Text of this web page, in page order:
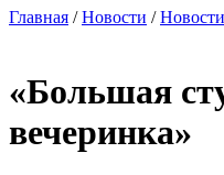
Главная /Новости /
«Большая
вечеринка»